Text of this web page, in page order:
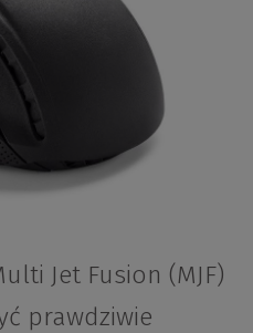
Jet Fusion (MJF)
prawdziwie